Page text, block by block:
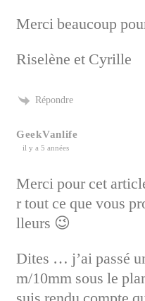
Merci beaucoup
Riselène et Cyrille
Répondre
GeekVanlife
il y a 5 années
Merci pour cet
r tout ce que vous
lleurs 😉
Dites … j’ai passé
m/10mm sous le